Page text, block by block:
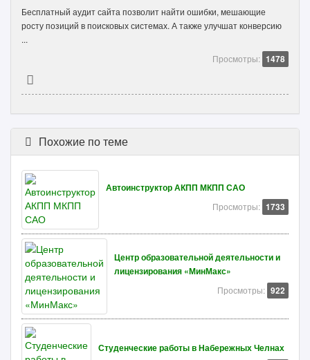
Бесплатный аудит сайта позволит найти ошибки, мешающие
росту позиций в поисковых системах. А также улучшат конверсию
...
Просмотры: 1478
Похожие по теме
Автоинструктор АКПП МКПП САО
Просмотры: 1733
Центр образовательной деятельности и
лицензирования «МинМакс»
Просмотры: 922
Студенческие работы в Набережных Челнах